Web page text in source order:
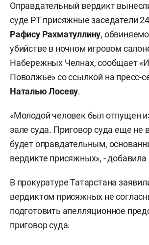
Оправдательный вердикт
суде РТ присяжные заседатели
Рафису Рахматуллину,
убийстве в ночном игровом
Набережных Челнах, сообщает
Поволжье» со ссылкой на пресс-
Наталью Лосеву.
«Молодой человек был отпущен
зале суда. Приговор суда еще не
будет оправдательным,
вердикте присяжных», - добавила
В прокуратуре Татарстана
вердиктом присяжных не
подготовить апелляционное
приговор суда.